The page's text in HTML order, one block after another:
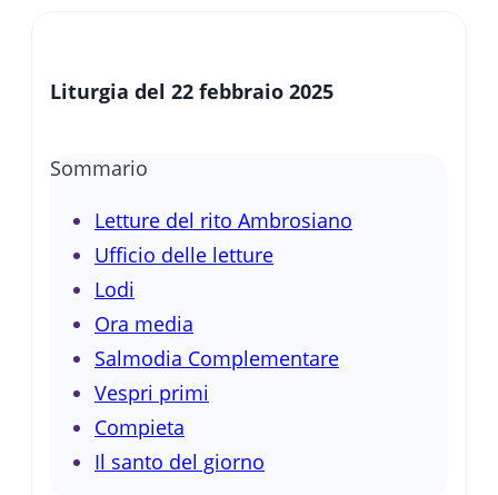
Liturgia del 22 febbraio 2025
Sommario
Letture del rito Ambrosiano
Ufficio delle letture
Lodi
Ora media
Salmodia Complementare
Vespri primi
Compieta
Il santo del giorno